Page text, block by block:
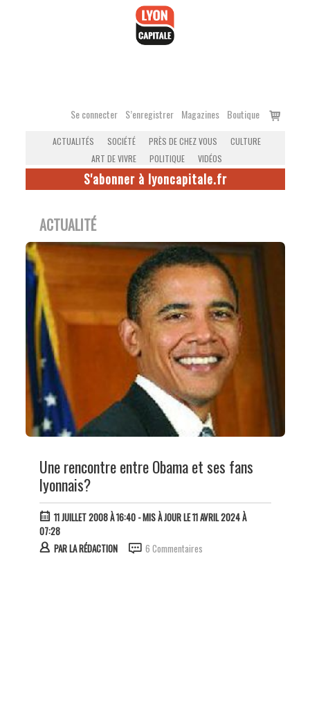
Se connecter S’enregistrer Magazines Boutique
Voir
ACTUALITÉS SOCIÉTÉ PRÈS DE CHEZ VOUS
CULTURE
ART DE VIVRE
POLITIQUE VIDÉOS
S'abonner à lyoncapitale.fr
ACTUALITÉ
Une rencontre entre Obama et ses fans
lyonnais?
11 JUILLET 2008 À 16:40- MIS À JOUR LE 11 AVRIL 2024 À
07:28
PARLA RÉDACTION 6 Commentaires